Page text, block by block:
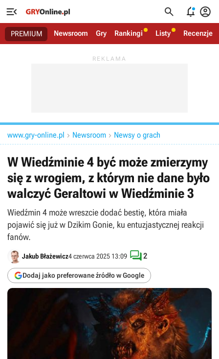
   
PREMIUM Newsroom Gry Rankingi Listy Recenzje
www.gry-online.pl  Newsroom  Newsy o grach
W Wiedźminie 4 być może zmierzymy
się z wrogiem, z którym nie dane było
walczyć Geraltowi w Wiedźminie 3
Wiedźmin 4 może wreszcie dodać bestię, która miała
pojawić się już w Dzikim Gonie, ku entuzjastycznej reakcji
fanów.
Jakub Błażewicz4 czerwca 2025 13:09
Dodaj jako preferowane źródło w Google
2